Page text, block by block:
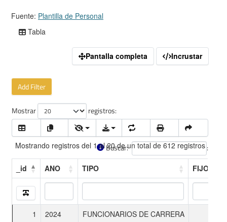
Fuente: Plantilla de Personal
Tabla
Pantalla completa Incrustar
Add Filter